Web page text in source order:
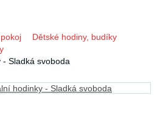
Dětské hodiny, budíky
Sladká svoboda